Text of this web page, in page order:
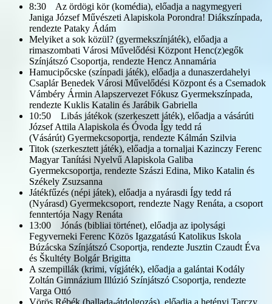
8:30 Az ördögi kör (komédia), előadja a nagymegyeri
Janiga József Művészeti Alapiskola Porondra! Diákszínpada,
rendezte Pataky Ádám
Melyiket a sok közül? (gyermekszínjáték), előadja a
rimaszombati Városi Művelődési Központ Henc(z)egők
Színjátszó Csoportja, rendezte Hencz Annamária
Hamucipőcske (színpadi játék), előadja a dunaszerdahelyi
Csaplár Benedek Városi Művelődési Központ és a Csemadok
Vámbéry Ármin Alapszervezet Fókusz Gyermekszínpada,
rendezte Kuklis Katalin és Jarábik Gabriella
10:50 Libás játékok (szerkeszett játék), előadja a vásárúti
József Attila Alapiskola és Óvoda Így tedd rá
(Vásárút) Gyermekcsoportja, rendezte Kálmán Szilvia
Titok (szerkesztett játék), előadja a tornaljai Kazinczy Ferenc
Magyar Tanítási Nyelvű Alapiskola Galiba
Gyermekcsoportja, rendezte Szászi Edina, Miko Katalin és
Székely Zsuzsanna
Játékfűzés (népi játek), előadja a nyárasdi Így tedd rá
(Nyárasd) Gyermekcsoport, rendezte Nagy Renáta, a csoport
fenntertója Nagy Renáta
13:00 Jónás (bibliai történet), előadja az ipolysági
Fegyverneki Ferenc Közös Igazgatású Katolikus Iskola
Búzácska Színjátszó Csoportja, rendezte Jusztin Czaudt Éva
és Škultéty Bolgár Brigitta
A szempillák (krimi, vígjáték), előadja a galántai Kodály
Zoltán Gimnázium Illúzió Színjátszó Csoportja, rendezte
Varga Ottó
Vörös Rébék (ballada-átdolgozás), előadja a hetényi Tarczy